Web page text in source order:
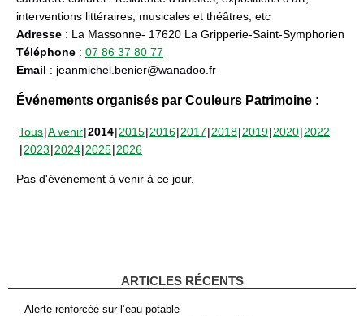
interventions littéraires, musicales et théâtres, etc
Adresse : La Massonne- 17620 La Gripperie-Saint-Symphorien
Téléphone : 07 86 37 80 77
Email : jeanmichel.benier@wanadoo.fr
Événements organisés par Couleurs Patrimoine :
Tous A venir 2014 2015 2016 2017 2018 2019 2020 2022
2023 2024 2025 2026
Pas d'événement à venir à ce jour.
ARTICLES RÉCENTS
Alerte renforcée sur l’eau potable